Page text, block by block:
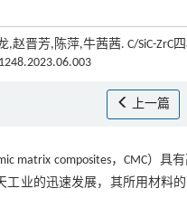
赵晋芳,陈萍,牛茜茜. C/SiC-ZrC
上一篇
matrix composites，CMC）
工业的迅速发展，其所用材料